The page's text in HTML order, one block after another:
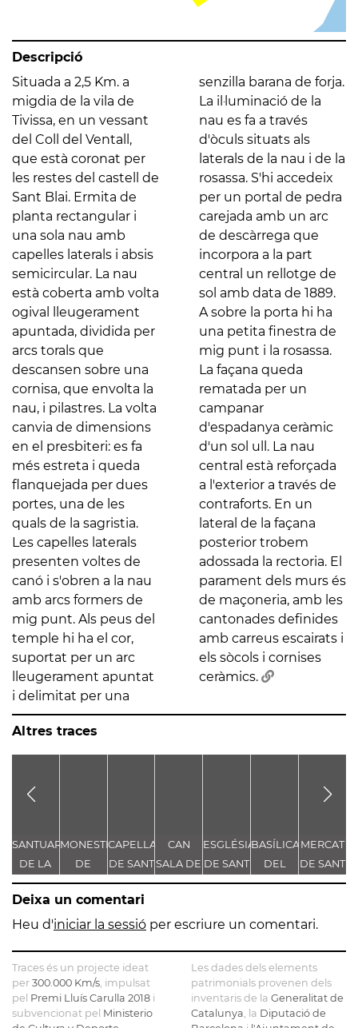
Descripció
Situada a 2,5 Km. a
migdia de la vila de
Tivissa, en un vessant
del Coll del Ventall,
que està coronat per
les restes del castell de
Sant Blai. Ermita de
planta rectangular i
una sola nau amb
capelles laterals i absis
semicircular. La nau
està coberta amb volta
ogival lleugerament
apuntada, dividida per
arcs torals que
descansen sobre una
cornisa, que envolta la
nau, i pilastres. La volta
canvia de dimensions
en el presbiteri: es fa
més estreta i queda
flanquejada per dues
portes, una de les
quals de la sagristia.
Les capelles laterals
presenten voltes de
canó i s'obren a la nau
amb arcs formers de
mig punt. Als peus del
temple hi ha el cor,
suportat per un arc
lleugerament apuntat
i delimitat per una
senzilla barana de forja.
La il·luminació de la
nau es fa a través
d'òculs situats als
laterals de la nau i de la
rosassa. S'hi accedeix
per un portal de pedra
carejada amb un arc
de descàrrega que
incorpora a la part
central un rellotge de
sol amb data de 1889.
A sobre la porta hi ha
una petita finestra de
mig punt i la rosassa.
La façana queda
rematada per un
campanar
d'espadanya ceràmic
d'un sol ull. La nau
central està reforçada
a l'exterior a través de
contraforts. En un
lateral de la façana
posterior trobem
adossada la rectoria. El
parament dels murs és
de maçoneria, amb les
cantonades definides
amb carreus escairats i
els sòcols i cornises
ceràmics.
Altres traces
SANTUARI
DE LA
MARE
DE DÉU
DE
MONESTIR
DE
SANTA
MARIA
DE
CAPELLA
DE SANT
SEBASTIÀ
CAN
SALA DE
DALT
ESGLÉSIA
DE SANT
ESTEVE
BASÍLICA
DEL
SANT
MERCAT
DE SANT
ANTONI
Deixa un comentari
Heu d'iniciar la sessió per escriure un comentari.
Traces és un projecte ideat
per 300.000 Km/s , impulsat
pel Premi Lluís Carulla 2018 i
subvencionat pel Ministerio
Les dades dels elements
patrimonials provenen dels
inventaris de la Generalitat de
Catalunya , la Diputació de